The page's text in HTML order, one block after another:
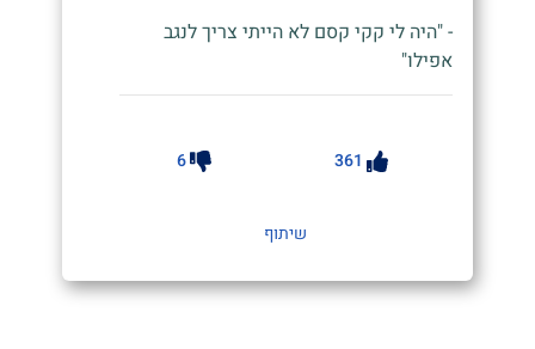
- "היה לי קקי קסם לא הייתי צריך לנגב
אפילו"
361
6
שיתוף